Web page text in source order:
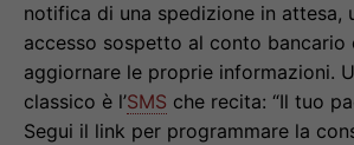
notifica di una spedizione in attesa,
accesso sospetto al conto bancario
aggiornare le proprie informazioni.
classico è l’SMS che recita: “Il tuo
Segui il link per programmare la